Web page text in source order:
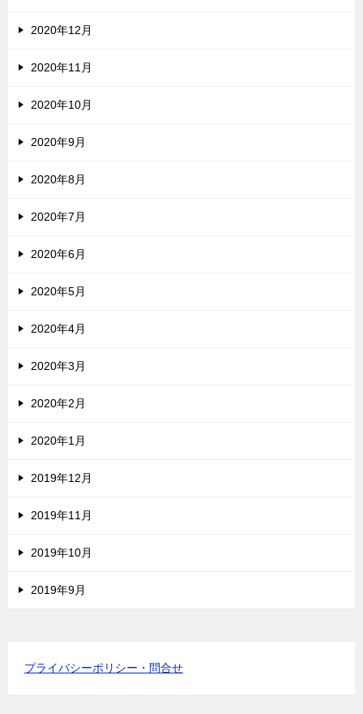
2020年12月
2020年11月
2020年10月
2020年9月
2020年8月
2020年7月
2020年6月
2020年5月
2020年4月
2020年3月
2020年2月
2020年1月
2019年12月
2019年11月
2019年10月
2019年9月
プライバシーポリシー・問合せ